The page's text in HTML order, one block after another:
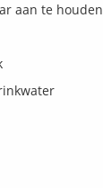
aan te houden